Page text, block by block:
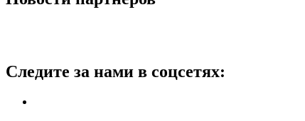
Следите за нами в соцсетях: